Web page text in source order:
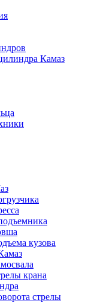
Камаз
кузова
крана
стрелы